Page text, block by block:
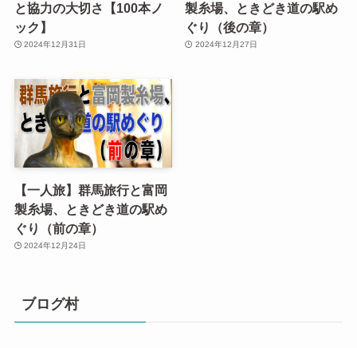
と協力の大切さ【100本ノ
ック】
2024年12月31日
製糸場、ときどき道の駅め
ぐり（後の章）
2024年12月27日
【一人旅】群馬旅行と富岡
製糸場、ときどき道の駅め
ぐり（前の章）
2024年12月24日
ブログ村